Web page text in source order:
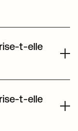
(plus de
ainsi que
de premier
dans le
t-elle
sein de notre
étendons
identités aux
t-elle